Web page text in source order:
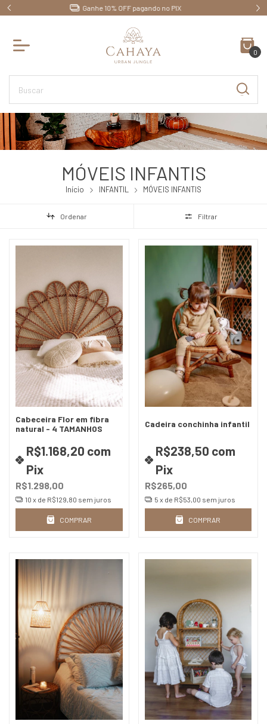
Até 10x sem juros no cartão de crédito
0
MÓVEIS INFANTIS
Início INFANTIL MÓVEIS INFANTIS
Ordenar Filtrar
Cabeceira Flor em fibra
natural - 4 TAMANHOS
R$1.298,00
R$1.168,20 com
Pix
10 x de R$129,80 sem juros
COMPRAR
Cadeira conchinha infantil
R$265,00
R$238,50 com
Pix
5 x de R$53,00 sem juros
COMPRAR